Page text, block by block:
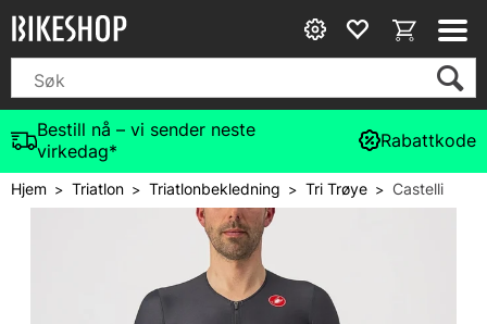
Bestill nå – vi sender neste
virkedag*
Rabattkode
Hjem>Triatlon>Triatlonbekledning >Tri Trøye>Castelli